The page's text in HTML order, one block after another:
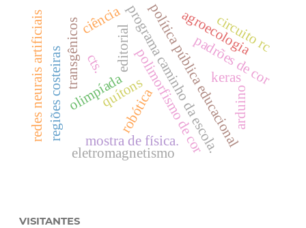
editorial
olimpíada política pública educacional
programa caminho da escola.padrões de cor
polimorfismo de cor
quítons
regiões costeiras robótica
redes neurais artificiais keras
mostra de física.
transgênicos cts.
agroecologia
eletromagnetismo
ciência
arduino
circuito rc
VISITANTES